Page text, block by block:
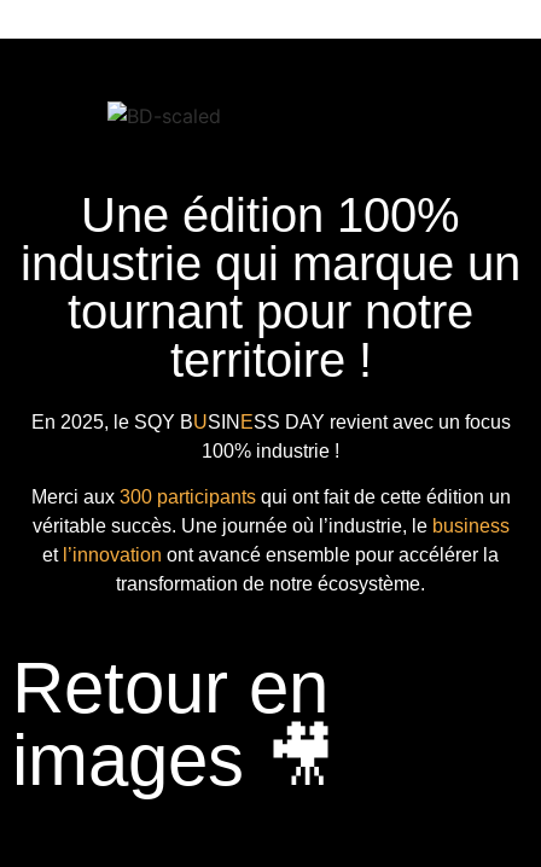
Une édition 100%
industrie qui marque un
tournant pour notre
territoire !
En 2025, le SQY BUSIN ESS DAY revient avec un focus
100% industrie !
Merci aux 300 participantsqui ont fait de cette édition un
véritable succès. Une journée où l’industrie, le business
et l’innovation ont avancé ensemble pour accélérer la
transformation de notre écosystème.
Retour en
images 🎥